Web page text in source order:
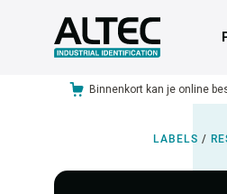
Binnenkort kan je online
LABELS /